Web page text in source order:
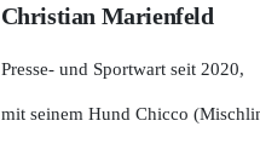
Christian Marienfeld
Presse- und Sportwart seit 2020,
mit seinem Hund Chicco